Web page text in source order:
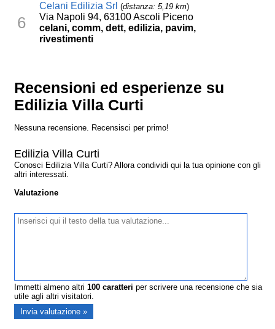
6
Celani Edilizia Srl (distanza: 5,19 km)
Via Napoli 94, 63100 Ascoli Piceno
celani, comm, dett, edilizia, pavim,
rivestimenti
Recensioni ed esperienze su
Edilizia Villa Curti
Nessuna recensione. Recensisci per primo!
Edilizia Villa Curti
Conosci Edilizia Villa Curti? Allora condividi qui la tua opinione con gli
altri interessati.
Valutazione
Immetti almeno altri100 caratteri per scrivere una recensione che sia
utile agli altri visitatori.